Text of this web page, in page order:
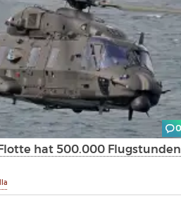
hat 500.000 Flugstunden